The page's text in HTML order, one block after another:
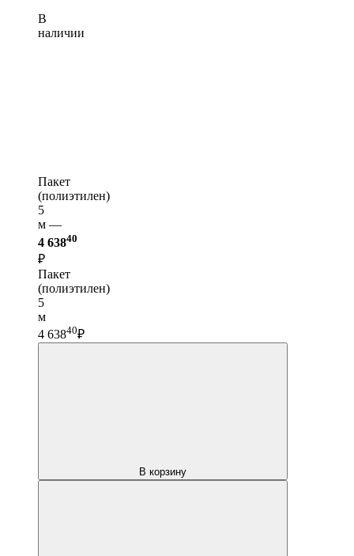
В
наличии
Пакет
(полиэтилен)
5
м —
4 63840
₽
Пакет
(полиэтилен)
5
м
4 63840₽
В корзину